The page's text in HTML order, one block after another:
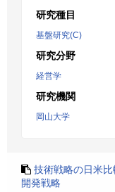
研究種目
基盤研究(C)
研究分野
経営学
研究機関
岡山大学
技術戦略の日米
開発戦略